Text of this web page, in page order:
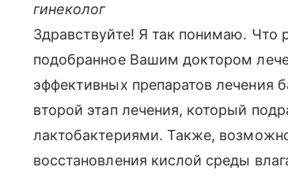
гинеколог
Здравствуйте! Я так понимаю. Что
подобранное Вашим доктором
эффективных препаратов лечения
второй этап лечения, который
лактобактериями. Также,
восстановления кислой среды